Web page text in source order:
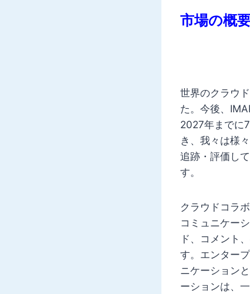
市場の概
世界のクラウ
た。今後、
2027年までに
き、我々は様
追跡・評価し
す。
クラウドコラ
コミュニケー
ド、コメント
す。エンター
ニケーション
ーションは、